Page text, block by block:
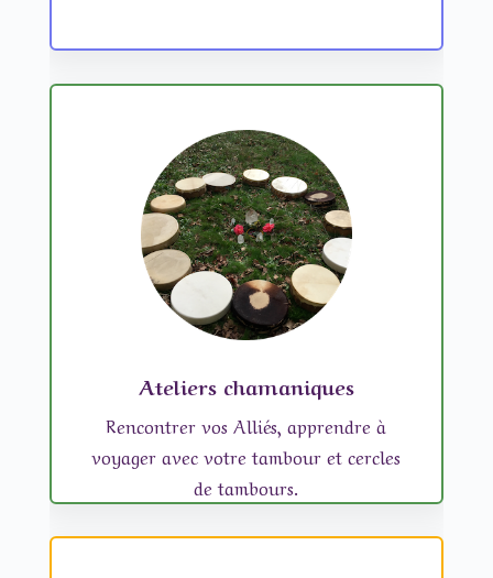
Ateliers chamaniques
Rencontrer vos Alliés, apprendre à
voyager avec votre tambour et cercles
de tambours.